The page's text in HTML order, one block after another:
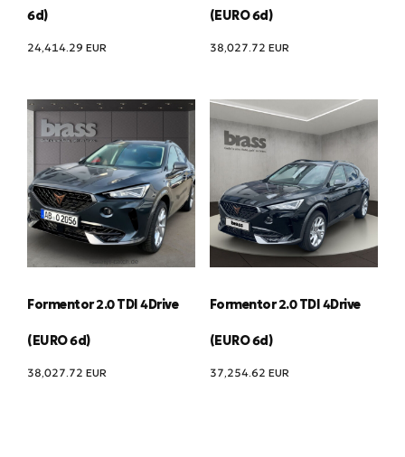
6d)
24,414.29 EUR
(EURO 6d)
38,027.72 EUR
Formentor 2.0 TDI 4Drive
(EURO 6d)
38,027.72 EUR
Formentor 2.0 TDI 4Drive
(EURO 6d)
37,254.62 EUR